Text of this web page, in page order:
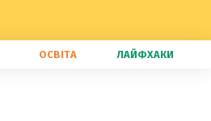
ОСВІТА ЛАЙФХАКИ